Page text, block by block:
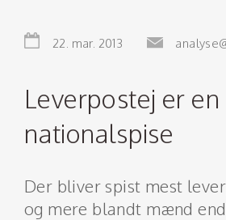
22. mar. 2013
Leverpostej er en
nationalspise
Der bliver spist mest
og mere blandt mænd